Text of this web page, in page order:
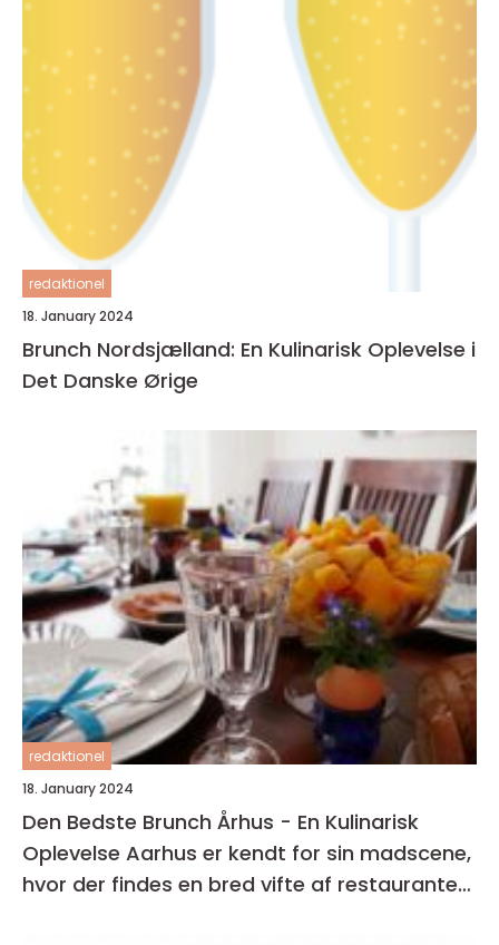
redaktionel
18. January 2024
Brunch Nordsjælland: En Kulinarisk Oplevelse i
Det Danske Ørige
redaktionel
18. January 2024
Den Bedste Brunch Århus - En Kulinarisk
Oplevelse Aarhus er kendt for sin madscene,
hvor der findes en bred vifte af restauranter,